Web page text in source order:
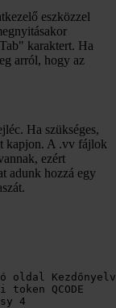
eszközzel
karaktert. Ha
arról, hogy az
Ha szükséges,
kapjon. A .vv fájlok
ezért
adunk hozzá egy
oldal
QCODE
4